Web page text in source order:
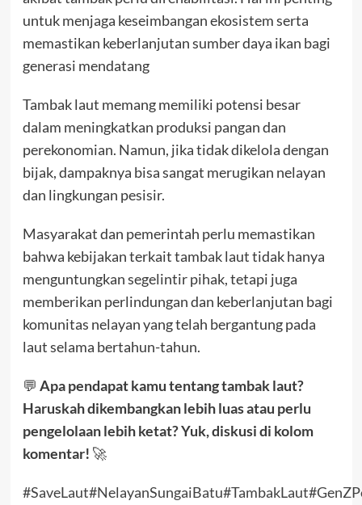
untuk menjaga keseimbangan ekosistem serta
memastikan keberlanjutan sumber daya ikan bagi
generasi mendatang
Tambak laut memang memiliki potensi besar
dalam meningkatkan produksi pangan dan
perekonomian. Namun, jika tidak dikelola dengan
bijak, dampaknya bisa sangat merugikan nelayan
dan lingkungan pesisir.
Masyarakat dan pemerintah perlu memastikan
bahwa kebijakan terkait tambak laut tidak hanya
menguntungkan segelintir pihak, tetapi juga
memberikan perlindungan dan keberlanjutan bagi
komunitas nelayan yang telah bergantung pada
laut selama bertahun-tahun.
💬 Apa pendapat kamu tentang tambak laut?
Haruskah dikembangkan lebih luas atau perlu
pengelolaan lebih ketat? Yuk, diskusi di kolom
komentar! 🚀
#SaveLaut#NelayanSungaiBatu#TambakLaut